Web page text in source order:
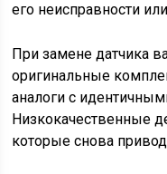
его неисправности
При замене датчика
оригинальные
аналоги с
Низкокачественные
которые снова